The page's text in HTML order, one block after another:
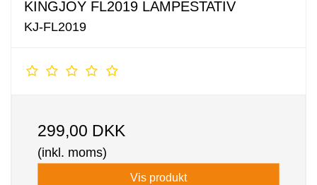
KINGJOY FL2019 LAMPESTATIV
KJ-FL2019
299,00 DKK
(inkl. moms)
Vis produkt